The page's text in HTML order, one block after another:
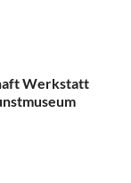
Werkstatt